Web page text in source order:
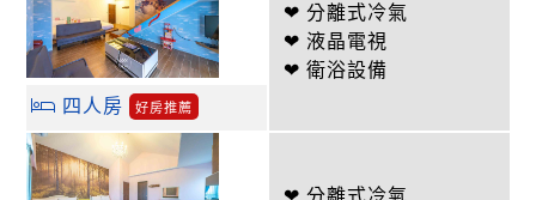
❤ 分離式冷氣
❤ 液晶電視
❤ 衛浴設備
四人房
好房推薦
❤ 分離式冷氣